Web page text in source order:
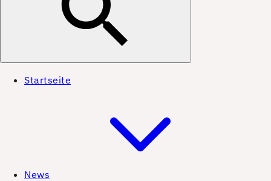
Startseite
News